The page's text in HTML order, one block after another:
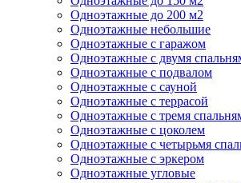
Одноэтажные до 200 м2
Одноэтажные небольшие
Одноэтажные с гаражом
Одноэтажные с двумя
Одноэтажные с подвалом
Одноэтажные с сауной
Одноэтажные с террасой
Одноэтажные с тремя
Одноэтажные с цоколем
Одноэтажные с четырьмя
Одноэтажные с эркером
Одноэтажные угловые